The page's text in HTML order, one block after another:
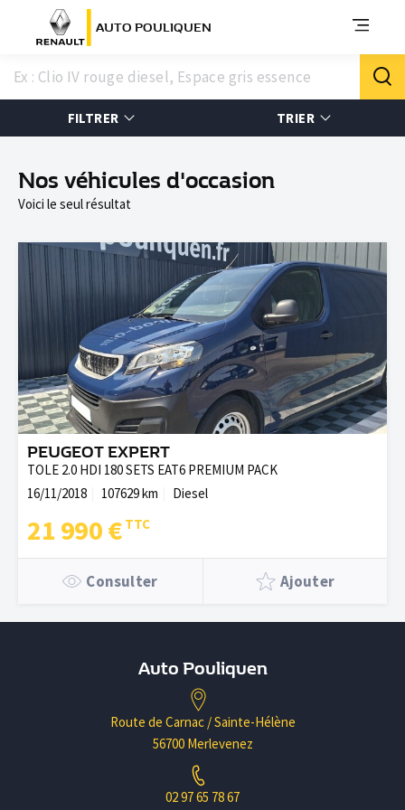
AUTO POULIQUEN
FILTRER TRIER
Nos véhicules d'occasion
Voici le seul résultat
PEUGEOT EXPERT
TOLE 2.0 HDI 180 SETS EAT6 PREMIUM PACK
16/11/2018
107629 km Diesel
21 990 €
Consulter Ajouter
Auto Pouliquen
Route de Carnac / Sainte-Hélène
56700 Merlevenez
02 97 65 78 67